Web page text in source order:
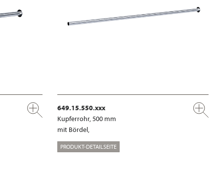
649.15.550.xxx
Kupferrohr, 500 mm
mit Bördel,
PRODUKT-DETAILSEITE